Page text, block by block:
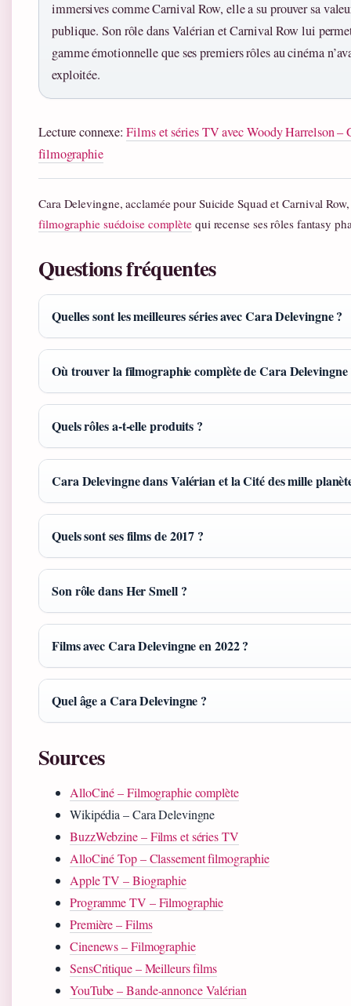
immersives comme Carnival Row, elle a su prouver sa
publique. Son rôle dans Valérian et Carnival Row lui
gamme émotionnelle que ses premiers rôles au cinéma
exploitée.
Lecture connexe:Films et séries TV avec Woody Harrelson –
filmographie
Cara Delevingne, acclamée pour Suicide Squad et Carnival
filmographie suédoise complète qui recense ses rôles fantasy
Questions fréquentes
Quelles sont les meilleures séries avec Cara Delevingne ?
Où trouver la filmographie complète de Cara Delevingne
Quels rôles a-t-elle produits ?
Cara Delevingne dans Valérian et la Cité des mille
Quels sont ses films de 2017 ?
Son rôle dans Her Smell ?
Films avec Cara Delevingne en 2022 ?
Quel âge a Cara Delevingne ?
Sources
AlloCiné – Filmographie complète
Wikipédia – Cara Delevingne
BuzzWebzine – Films et séries TV
AlloCiné Top – Classement filmographie
Apple TV – Biographie
Programme TV – Filmographie
Première – Films
Cinenews – Filmographie
SensCritique – Meilleurs films
YouTube – Bande-annonce Valérian